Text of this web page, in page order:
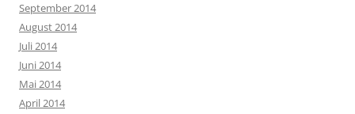
September 2014
August 2014
Juli 2014
Juni 2014
Mai 2014
April 2014